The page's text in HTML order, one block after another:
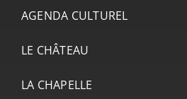
AGENDA CULTUREL
LE CHÂTEAU
LA CHAPELLE